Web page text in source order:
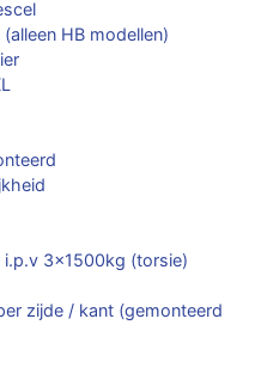
HB modellen)
i.p.v 3x1500kg (torsie)
zijde / kant (gemonteerd